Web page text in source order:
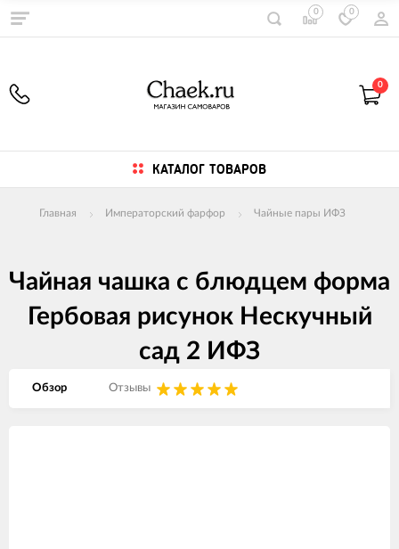
0 0
0
КАТАЛОГ ТОВАРОВ
Главная Императорский фарфор Чайные пары ИФЗ
Чайная чашка с блюдцем форма
Гербовая рисунок Нескучный
сад 2 ИФЗ
Обзор Отзывы